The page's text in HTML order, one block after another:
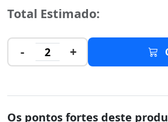
Total Estimado:
- 2 +
Os pontos fortes deste